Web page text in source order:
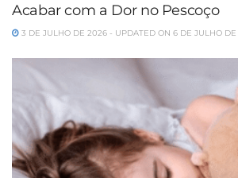
Acabar com a Dor no Pescoço
3 DE JULHO DE 2026 - UPDATED ON 6 DE JULHO